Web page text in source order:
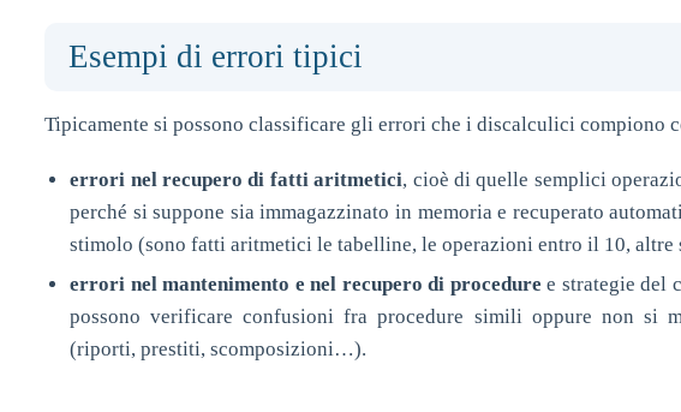
Esempi di errori tipici
Tipicamente si possono classificare gli errori che i discalculici compiono
errori nel recupero di fatti aritmetici, cioè di quelle semplici
perché si suppone sia immagazzinato in memoria e recuperato
stimolo (sono fatti aritmetici le tabelline, le operazioni entro il 10,
errori nel mantenimento e nel recupero di proceduree strategie del
possono verificare confusioni fra procedure simili oppure non si
(riporti, prestiti, scomposizioni…).